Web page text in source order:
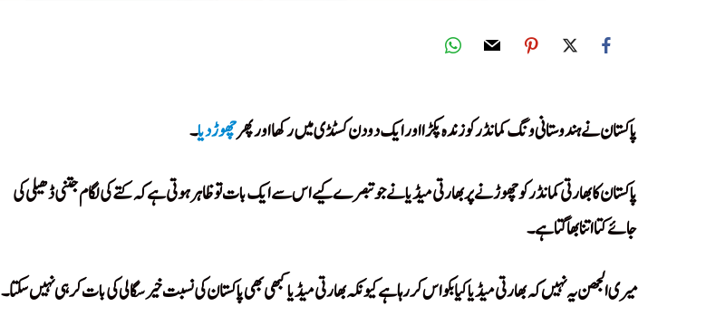
پاکستان نے ہندوستانی ونگ کمانڈر کو زندہ پکڑا اور ایک دو دن کسٹڈی میں رکھا اور پھرچھوڑ دیا۔
پاکستان کا بھارتی کمانڈر کو چھوڑنے پر بھارتی میڈیا نے جو تبصرے کیے اس سے ایک بات تو ظاہر ہوتی ہے کہ کتے کی لگام جتنی ڈھیلی کی
جائے کتا اتنا بھاگتا ہے۔
میری الجھن یہ نہیں کہ بھارتی میڈیا کیا بکواس کر رہا ہے کیونکہ بھارتی میڈیا کبھی بھی پاکستان کی نسبت خیرسگالی کی بات کر ہی نہیں سکتا۔